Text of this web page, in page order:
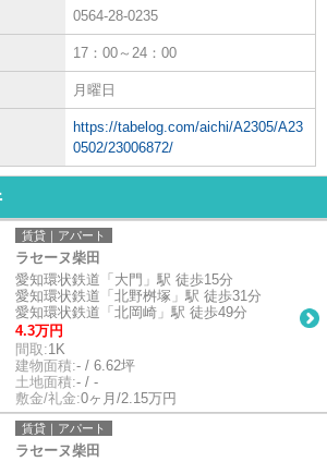
0564-28-0235
17：00～24：00
月曜日
https://tabelog.com/aichi/A2305/A23
0502/23006872/
賃貸｜アパート
ラセーヌ柴田
愛知環状鉄道「大門」駅 徒歩15分
愛知環状鉄道「北野桝塚」駅 徒歩31分
愛知環状鉄道「北岡崎」駅 徒歩49分
4.3万円
間取:1K
建物面積:- / 6.62坪
土地面積:- / -
敷金/礼金:0ヶ月/2.15万円
賃貸｜アパート
ラセーヌ柴田